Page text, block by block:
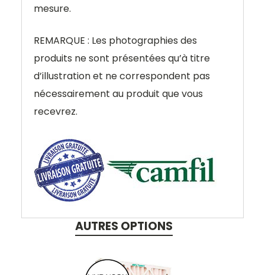
mesure.
REMARQUE : Les photographies des
produits ne sont présentées qu’à titre
d’illustration et ne correspondent pas
nécessairement au produit que vous
recevrez.
AUTRES OPTIONS